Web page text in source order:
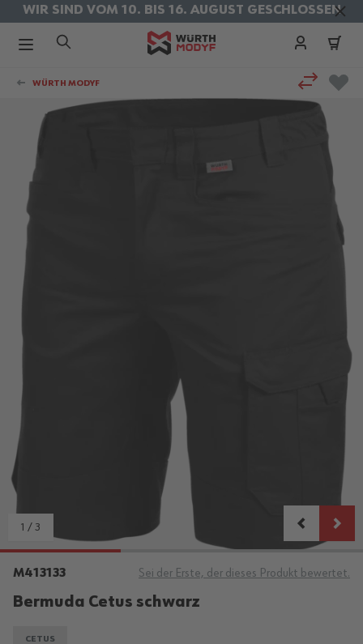
KOSTENLOSER VERSAND IM AUGUST
WIR SIND VOM 10. BIS 16. AUGUST GESCHLOSSEN
WÜRTH MODYF
1 / 3
M413133 Sei der Erste, der dieses Produkt bewertet.
Bermuda Cetus schwarz
CETUS